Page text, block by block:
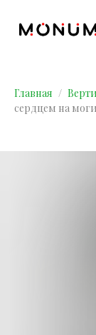
Главная
сердцем на